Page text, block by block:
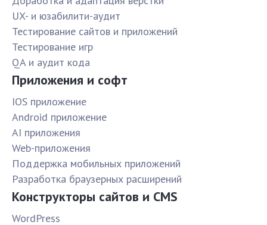
UX- и юзабилити-аудит
Тестирование сайтов и приложений
Тестирование игр
QA и аудит кода
Приложения и софт
IOS приложение
Android приложение
AI приложения
Web-приложения
Поддержка мобильных приложений
Разработка браузерных расширений
Конструкторы сайтов и CMS
WordPress